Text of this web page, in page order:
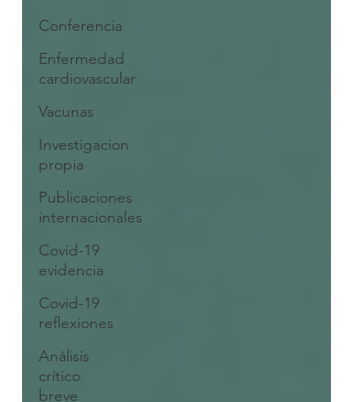
Conferencia
Enfermedad
cardiovascular
Vacunas
Investigacion
propia
Publicaciones
internacionales
Covid-19
evidencia
Covid-19
reflexiones
Análisis
crítico
breve